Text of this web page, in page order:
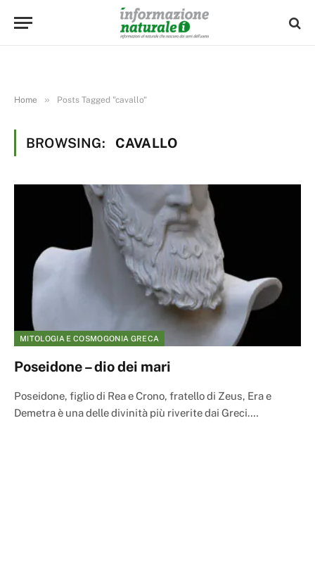
Home » Posts Tagged "cavallo"
BROWSING: CAVALLO
MITOLOGIA E COSMOGONIA GRECA
Poseidone – dio dei mari
Poseidone, figlio di Rea e Crono, fratello di Zeus, Era e
Demetra è una delle divinità più riverite dai Greci.…